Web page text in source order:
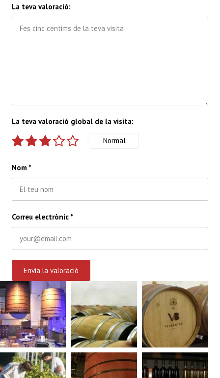
La teva valoració:
Nom *
Correu electrònic *
La teva valoració global de la visita:
Normal